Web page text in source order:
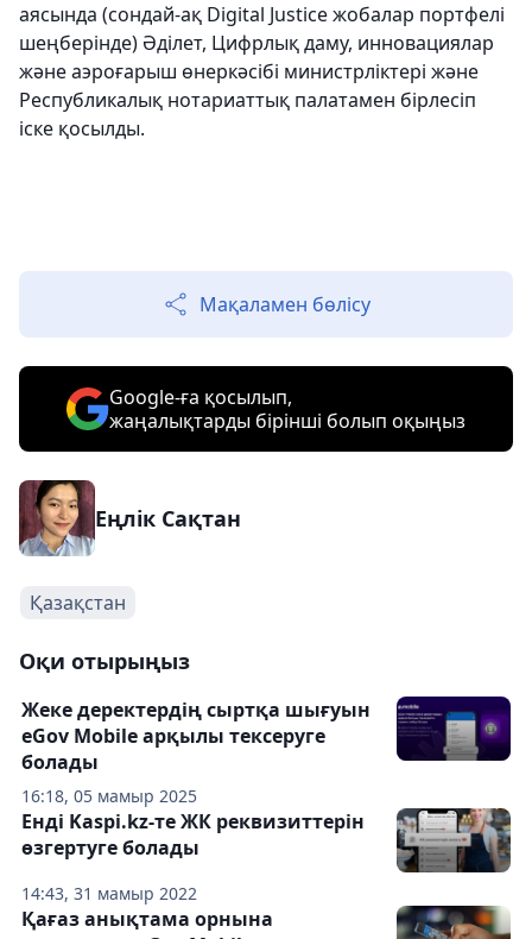
аясында (сондай-ақ Digital Justice жобалар портфелі
шеңберінде) Әділет, Цифрлық даму, инновациялар
және аэроғарыш өнеркәсібі министрліктері және
Республикалық нотариаттық палатамен бірлесіп
іске қосылды.
Мақаламен бөлісу
Google-ға қосылып,
жаңалықтарды бірінші болып оқыңыз
Еңлік Сақтан
Қазақстан
Оқи отырыңыз
16:18, 05 мамыр 2025
Жеке деректердің сыртқа шығуын
eGov Mobile арқылы тексеруге
болады
14:43, 31 мамыр 2022
Енді Kaspi.kz-те ЖК реквизиттерін
өзгертуге болады
Қағаз анықтама орнына